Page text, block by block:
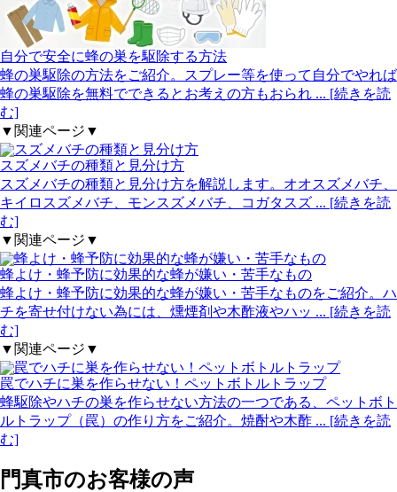
自分で安全に蜂の巣を駆除する方法
蜂の巣駆除の方法をご紹介。スプレー等を使って自分でやれば
蜂の巣駆除を無料でできるとお考えの方もおられ ... [続きを読
む]
▼関連ページ▼
スズメバチの種類と見分け方
スズメバチの種類と見分け方を解説します。オオスズメバチ、
キイロスズメバチ、モンスズメバチ、コガタスズ ... [続きを読
む]
▼関連ページ▼
蜂よけ・蜂予防に効果的な蜂が嫌い・苦手なもの
蜂よけ・蜂予防に効果的な蜂が嫌い・苦手なものをご紹介。ハ
チを寄せ付けない為には、燻煙剤や木酢液やハッ ... [続きを読
む]
▼関連ページ▼
罠でハチに巣を作らせない！ペットボトルトラップ
蜂駆除やハチの巣を作らせない方法の一つである、ペットボト
ルトラップ（罠）の作り方をご紹介。焼酎や木酢 ... [続きを読
む]
門真市のお客様の声